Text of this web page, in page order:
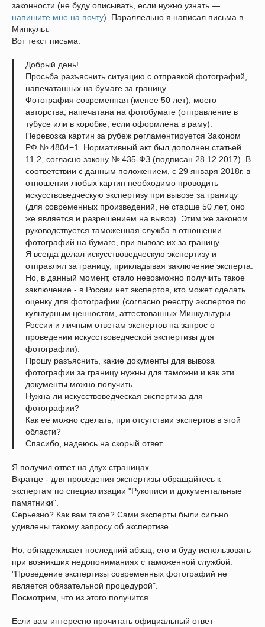
законности (не буду описывать, если нужно узнать —
напишите мне на почту). Параллельно я написал письма в
Минкульт.
Вот текст письма:
Добрый день!
Просьба разъяснить ситуацию с отправкой фотографий,
напечатанных на бумаге за границу.
Фотография современная (менее 50 лет), моего
авторства, напечатана на фотобумаге (отправление в
тубусе или в коробке, если оформлена в раму).
Перевозка картин за рубеж регламентируется Законом
РФ № 4804−1. Нормативный акт был дополнен статьей
11.2, согласно закону № 435-ФЗ (подписан 28.12.2017). В
соответствии с данным положением, с 29 января 2018г. в
отношении любых картин необходимо проводить
искусствоведческую экспертизу при вывозе за границу
(для современных произведений, не старше 50 лет, оно
же является и разрешением на вывоз). Этим же законом
руководствуется таможенная служба в отношении
фотографий на бумаге, при вывозе их за границу.
Я всегда делал искусствоведческую экспертизу и
отправлял за границу, прикладывая заключение эксперта.
Но, в данный момент, стало невозможно получить такое
заключение - в России нет экспертов, кто может сделать
оценку для фотографии (согласно реестру экспертов по
культурным ценностям, аттестованных Минкультуры
России и личным ответам экспертов на запрос о
проведении искусствоведческой экспертизы для
фотографии).
Прошу разъяснить, какие документы для вывоза
фотографии за границу нужны для таможни и как эти
документы можно получить.
Нужна ли искусствоведческая экспертиза для
фотографии?
Как ее можно сделать, при отсутствии экспертов в этой
области?
Спасибо, надеюсь на скорый ответ.
Я получил ответ на двух страницах.
Вкратце - для проведения экспертизы обращайтесь к
экспертам по специализации "Рукописи и документальные
памятники".
Серьезно? Как вам такое? Сами эксперты были сильно
удивлены такому запросу об экспертизе..
Но, обнадеживает последний абзац, его и буду использовать
при возникших недопониманиях с таможенной службой:
"Проведение экспертизы современных фотографий не
является обязательной процедурой".
Посмотрим, что из этого получится.
Если вам интересно прочитать официальный ответ